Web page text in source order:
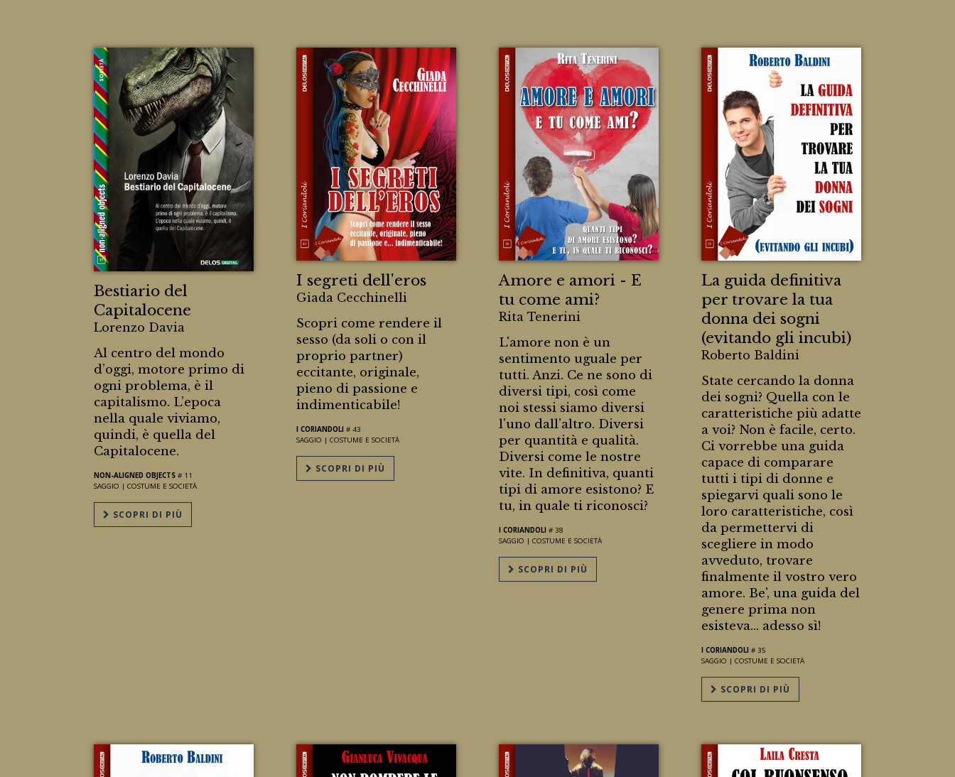
Bestiario del
Capitalocene
Lorenzo Davia
Al centro del mondo
d’oggi, motore primo di
ogni problema, è il
capitalismo. L’epoca
nella quale viviamo,
quindi, è quella del
Capitalocene.
NON-ALIGNED OBJECTS # 11
SAGGIO | COSTUME E SOCIETÀ
SCOPRI DI PIÙ
I segreti dell'eros
Giada Cecchinelli
Scopri come rendere il
sesso (da soli o con il
proprio partner)
eccitante, originale,
pieno di passione e
indimenticabile!
I CORIANDOLI # 43
SAGGIO | COSTUME E SOCIETÀ
SCOPRI DI PIÙ
Amore e amori - E
tu come ami?
Rita Tenerini
L'amore non è un
sentimento uguale per
tutti. Anzi. Ce ne sono di
diversi tipi, così come
noi stessi siamo diversi
l'uno dall’altro. Diversi
per quantità e qualità.
Diversi come le nostre
vite. In definitiva, quanti
tipi di amore esistono? E
tu, in quale ti riconosci?
I CORIANDOLI # 38
SAGGIO | COSTUME E SOCIETÀ
SCOPRI DI PIÙ
La guida definitiva
per trovare la tua
donna dei sogni
(evitando gli incubi)
Roberto Baldini
State cercando la donna
dei sogni? Quella con le
caratteristiche più adatte
a voi? Non è facile, certo.
Ci vorrebbe una guida
capace di comparare
tutti i tipi di donne e
spiegarvi quali sono le
loro caratteristiche, così
da permettervi di
scegliere in modo
avveduto, trovare
finalmente il vostro vero
amore. Be', una guida del
genere prima non
esisteva... adesso sì!
I CORIANDOLI # 35
SAGGIO | COSTUME E SOCIETÀ
SCOPRI DI PIÙ